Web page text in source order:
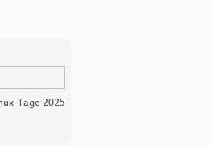
Tage 2025